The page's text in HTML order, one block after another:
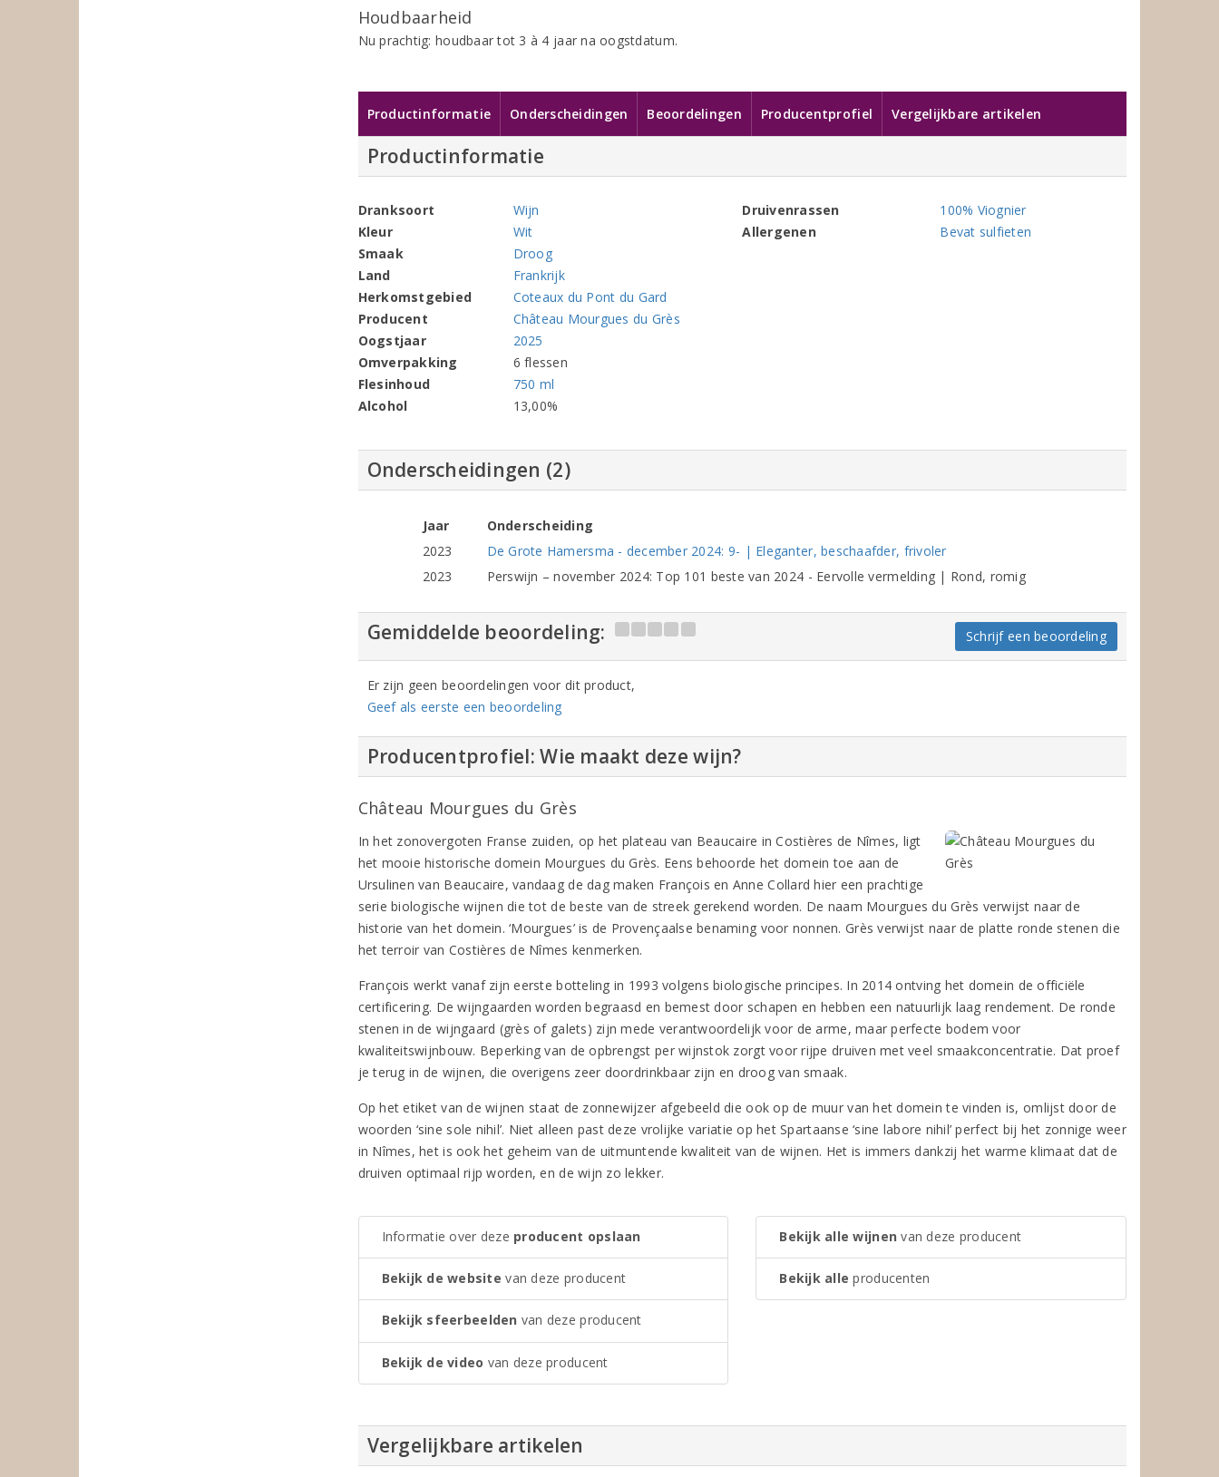
Houdbaarheid
Nu prachtig: houdbaar tot 3 à 4 jaar na oogstdatum.
Productinformatie Onderscheidingen Beoordelingen Producentprofiel Vergelijkbare artikelen
Productinformatie
Dranksoort
Wijn
Kleur
Wit
Smaak
Droog
Land
Frankrijk
Herkomstgebied
Coteaux du Pont du Gard
Producent
Château Mourgues du Grès
Oogstjaar
2025
Omverpakking
6 flessen
Flesinhoud
750 ml
Alcohol
13,00%
Druivenrassen
100% Viognier
Allergenen
Bevat sulfieten
Onderscheidingen (2)
Jaar
Onderscheiding
2023
De Grote Hamersma - december 2024: 9- | Eleganter, beschaafder, frivoler
2023
Perswijn – november 2024: Top 101 beste van 2024 - Eervolle vermelding | Rond, romig
Gemiddelde beoordeling: Schrijf een beoordeling
Er zijn geen beoordelingen voor dit product,
Geef als eerste een beoordeling
Producentprofiel: Wie maakt deze wijn?
Château Mourgues du Grès
In het zonovergoten Franse zuiden, op het plateau van Beaucaire in Costières de Nîmes, ligt
het mooie historische domein Mourgues du Grès. Eens behoorde het domein toe aan de
Ursulinen van Beaucaire, vandaag de dag maken François en Anne Collard hier een prachtige
serie biologische wijnen die tot de beste van de streek gerekend worden. De naam Mourgues du Grès verwijst naar de
historie van het domein. ‘Mourgues’ is de Provençaalse benaming voor nonnen. Grès verwijst naar de platte ronde stenen die
het terroir van Costières de Nîmes kenmerken.
François werkt vanaf zijn eerste botteling in 1993 volgens biologische principes. In 2014 ontving het domein de officiële
certificering. De wijngaarden worden begraasd en bemest door schapen en hebben een natuurlijk laag rendement. De ronde
stenen in de wijngaard (grès of galets) zijn mede verantwoordelijk voor de arme, maar perfecte bodem voor
kwaliteitswijnbouw. Beperking van de opbrengst per wijnstok zorgt voor rijpe druiven met veel smaakconcentratie. Dat proef
je terug in de wijnen, die overigens zeer doordrinkbaar zijn en droog van smaak.
Op het etiket van de wijnen staat de zonnewijzer afgebeeld die ook op de muur van het domein te vinden is, omlijst door de
woorden ‘sine sole nihil’. Niet alleen past deze vrolijke variatie op het Spartaanse ‘sine labore nihil’ perfect bij het zonnige weer
in Nîmes, het is ook het geheim van de uitmuntende kwaliteit van de wijnen. Het is immers dankzij het warme klimaat dat de
druiven optimaal rijp worden, en de wijn zo lekker.
Informatie over deze producent opslaan
Bekijk de website van deze producent
Bekijk sfeerbeelden van deze producent
Bekijk de video van deze producent
Bekijk alle wijnen van deze producent
Bekijk alle producenten
Vergelijkbare artikelen